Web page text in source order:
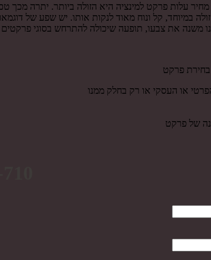
מחיר עלות פרקט למינציה היא הזולה ביותר. יתרה
במיוחד, קל ונוח מאוד לנקות אותו. יש שפע של
את צבעו, תופעה שיכולה להתרחש בסוגי פרקטים
בחירת פרקט
או העסקי או רק בחלק ממנו
של פרקט